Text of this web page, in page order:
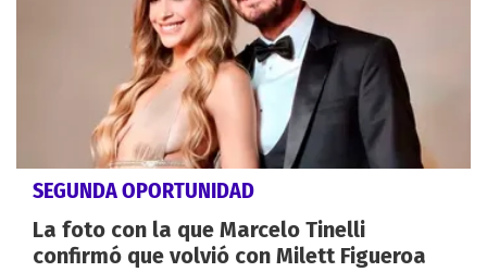
SEGUNDA OPORTUNIDAD
La foto con la que Marcelo Tinelli
confirmó que volvió con Milett Figueroa